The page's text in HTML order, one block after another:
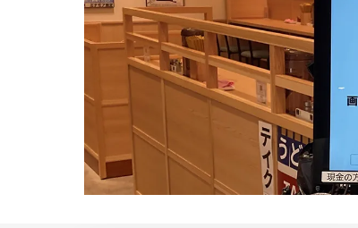
ハンディオーダー テーブルオーダー スマホオーダー
カード型決済端末
CASHIEROPERATION
店舗運営代行サービス
遊園地/プールで使う 美術館/博物館で使う 動物園/水族館で使う
モバイルオーダー ハンディオーダー テーブル
サブスクプラン
サブスクプラン
料金プラン一覧はこちら